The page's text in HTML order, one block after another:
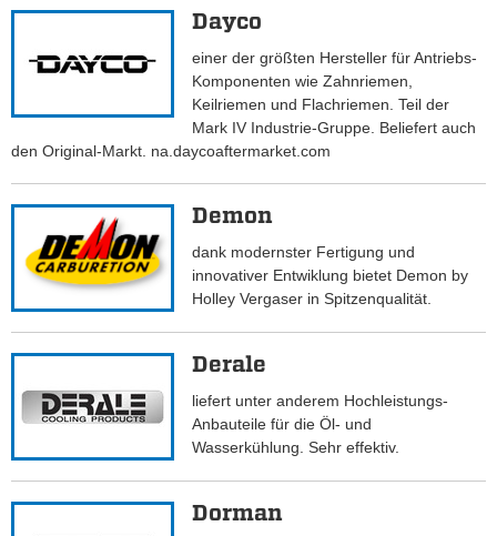
Dayco
einer der größten Hersteller für Antriebs-
Komponenten wie Zahnriemen,
Keilriemen und Flachriemen. Teil der
Mark IV Industrie-Gruppe. Beliefert auch
den Original-Markt. na.daycoaftermarket.com
Demon
dank modernster Fertigung und
innovativer Entwiklung bietet Demon by
Holley Vergaser in Spitzenqualität.
Derale
liefert unter anderem Hochleistungs-
Anbauteile für die Öl- und
Wasserkühlung. Sehr effektiv.
Dorman